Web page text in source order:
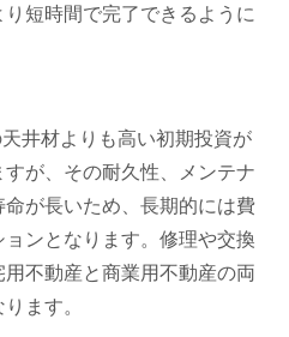
短時間で完了できるように
井材よりも高い初期投資が
が、その耐久性、メンテナ
が長いため、長期的には費
ンとなります。修理や交換
不動産と商業用不動産の両
ます。